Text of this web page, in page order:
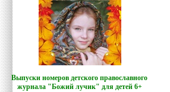
Выпуски номеров детского православного
журнала "Божий лучик" для детей 6+